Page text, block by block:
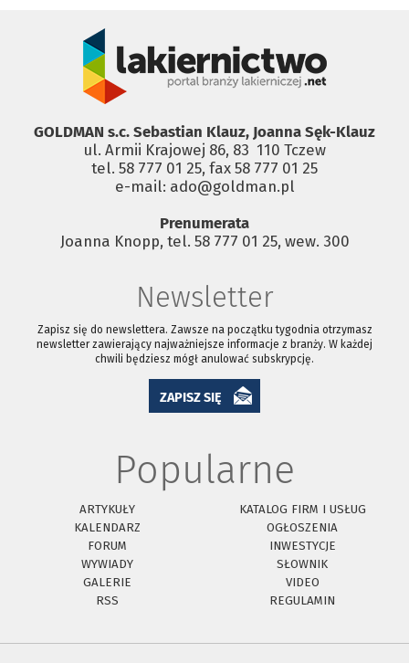
GOLDMAN s.c. Sebastian Klauz, Joanna Sęk-Klauz
ul. Armii Krajowej 86, 83 ­ 110 Tczew
tel. 58 777 01 25, fax 58 777 01 25
e-mail: ado@goldman.pl
Prenumerata
Joanna Knopp, tel. 58 777 01 25, wew. 300
Newsletter
Zapisz się do newslettera. Zawsze na początku tygodnia otrzymasz
newsletter zawierający najważniejsze informacje z branży. W każdej
chwili będziesz mógł anulować subskrypcję.
ZAPISZ SIĘ
Popularne
ARTYKUŁY
KATALOG FIRM I USŁUG
KALENDARZ
OGŁOSZENIA
FORUM
INWESTYCJE
WYWIADY
SŁOWNIK
GALERIE
VIDEO
RSS
REGULAMIN